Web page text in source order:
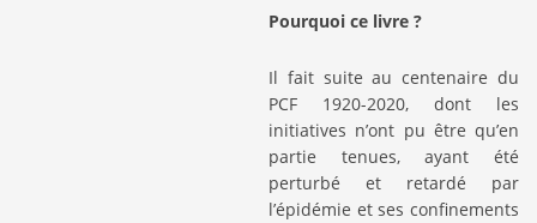
Pourquoi ce livre ?
Il fait suite au centenaire du
PCF 1920-2020, dont les
initiatives n’ont pu être qu’en
partie tenues, ayant été
perturbé et retardé par
l’épidémie et ses confinements